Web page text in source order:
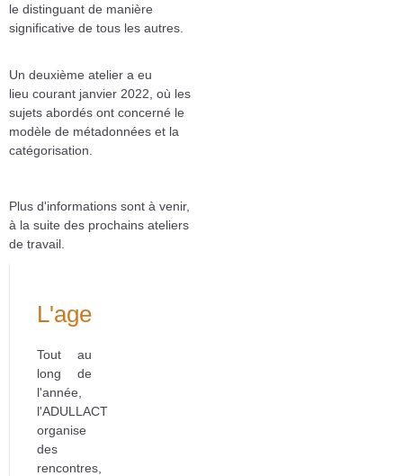
le distinguant de manière
significative de tous les autres.
Un deuxième atelier a eu
lieu courant janvier 2022, où les
sujets abordés ont concerné le
modèle de métadonnées et la
catégorisation.
Plus d'informations sont à venir,
à la suite des prochains ateliers
de travail.
L'agenda
Tout au
long de
l'année,
l'ADULLACT
organise
des
rencontres,